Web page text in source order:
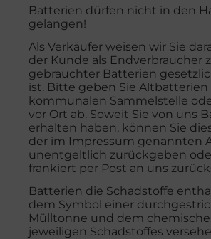
Batterien dürfen nicht in den
gelangen!
Als Verkäufer weisen wir Sie
der Kunde als Endverbraucher
gebrauchter Batterien
ist. Bitte geben Sie Altbatterien
kommunalen Sammelstelle
vor Ort ab. Soweit Sie von uns
erhalten haben, können Sie
der im Impressum genannten
unentgeltlich zurückgeben
frankiert per Post an uns
Batterien die Schadstoffe
dem Symbol einer
Mülltonne und dem
jeweiligen Schadstoffes